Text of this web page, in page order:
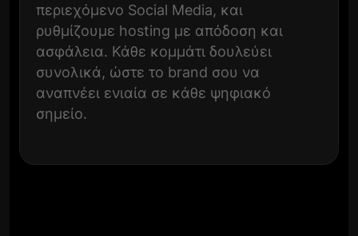
περιεχόμενο Social Media, και
ρυθμίζουμε hosting με απόδοση και
ασφάλεια. Κάθε κομμάτι δουλεύει
συνολικά, ώστε το brand σου να
αναπνέει ενιαία σε κάθε ψηφιακό
σημείο.